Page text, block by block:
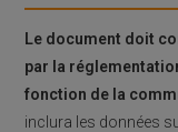
Le document doit
par la
fonction de la
inclura les données